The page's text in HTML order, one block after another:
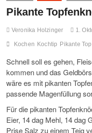
Pikante
Veronika Holzinger 1.
Kochen Kochtip Pikante
Schnell soll es gehen,
kommen und das
wäre es mit pikanten
passende Magenfüllung
Für die pikanten
Eier, 14 dag Mehl, 14 dag
Prise Salz zu einem Teig